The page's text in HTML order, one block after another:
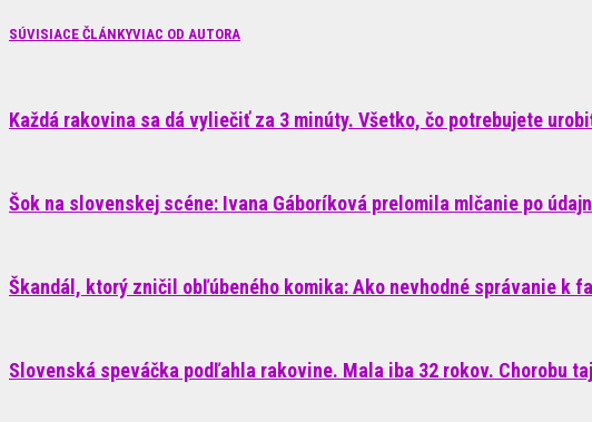
SÚVISIACE ČLÁNKYVIAC OD AUTORA
Každá rakovina sa dá vyliečiť za 3 minúty. Všetko, čo potrebujete
Šok na slovenskej scéne: Ivana Gáboríková prelomila mlčanie po
Škandál, ktorý zničil obľúbeného komika: Ako nevhodné správanie k
Slovenská speváčka podľahla rakovine. Mala iba 32 rokov. Chorobu